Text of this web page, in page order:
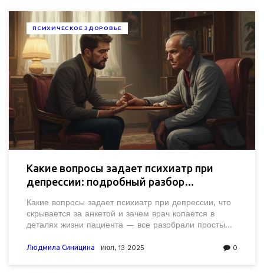
ПСИХИЧЕСКОЕ ЗДОРОВЬЕ
Какие вопросы задает психиатр при
депрессии: подробный разбор
Какие вопросы задает психиатр при депрессии, что
скрывается за анкетой и зачем врач копается в
деталях жизни пациента — все разобрали простыми
Людмила Синицина июл, 13 2025 0